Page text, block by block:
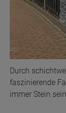
Durch
faszinierende
immer Stein